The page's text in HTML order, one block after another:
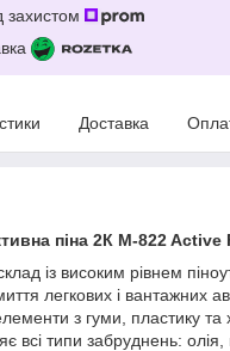
захистом
Доставка
піна 2К M-822 Active
із високим рівнем
легкових і вантажних
з гуми, пластику та
всі типи забруднень: